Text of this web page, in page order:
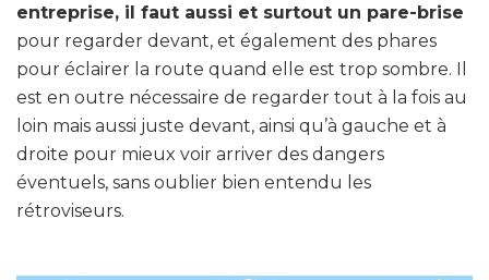
entreprise, il faut aussi et surtout un pare-brise
pour regarder devant, et également des phares
pour éclairer la route quand elle est trop sombre. Il
est en outre nécessaire de regarder tout à la fois au
loin mais aussi juste devant, ainsi qu’à gauche et à
droite pour mieux voir arriver des dangers
éventuels, sans oublier bien entendu les
rétroviseurs.